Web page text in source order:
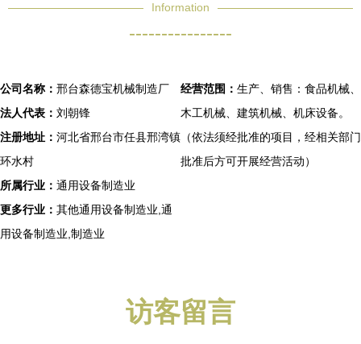
Information
----------------
公司名称： 邢台森德宝机械制造厂
法人代表： 刘朝锋
注册地址： 河北省邢台市任县邢湾镇
环水村
所属行业： 通用设备制造业
更多行业： 其他通用设备制造业,通
用设备制造业,制造业
经营范围： 生产、销售：食品机械、
木工机械、建筑机械、机床设备。
（依法须经批准的项目，经相关部门
批准后方可开展经营活动）
访客留言